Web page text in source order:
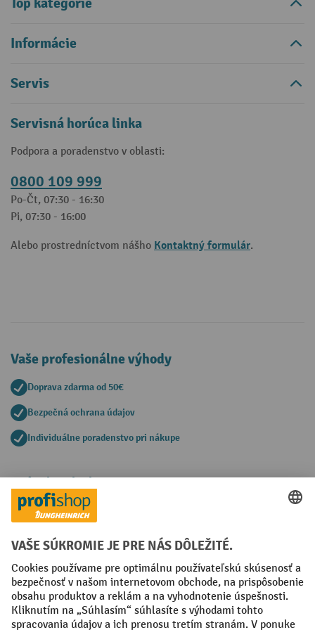
Informácie
Servis
Servisná horúca linka
Podpora a poradenstvo v oblasti:
0800 109 999
Po-Čt, 07:30 - 16:30
Pi, 07:30 - 16:00
Alebo prostredníctvom nášho Kontaktný formulár.
Vaše profesionálne výhody
Doprava zdarma od 50€
Bezpečná ochrana údajov
Individuálne poradenstvo pri nákupe
Spôsoby platby
Creditcard (Master)Creditcard (Visa)
Faktúra Predplatba
Sociálne siete
Facebook
YouTube
LinkedIn